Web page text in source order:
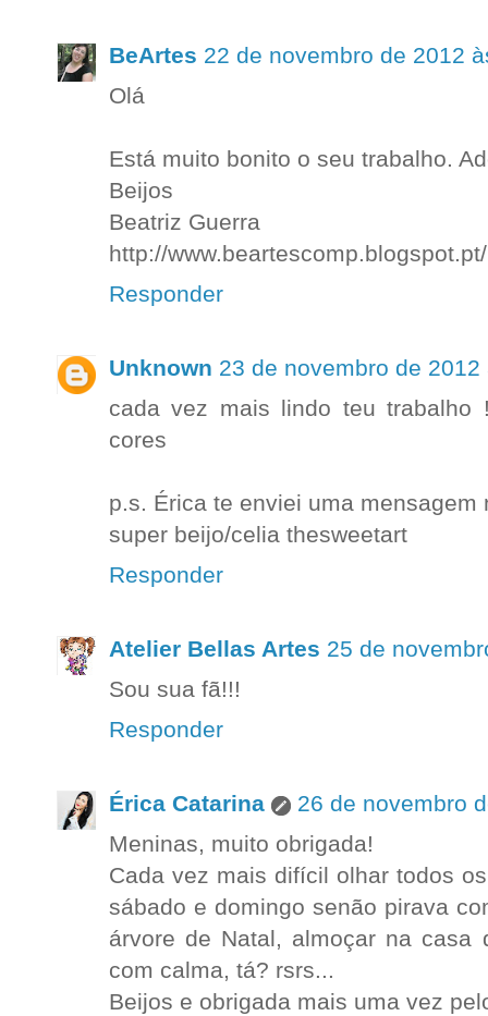
BeArtes 22 de novembro de 2012
Olá
Está muito bonito o seu trabalho.
Beijos
Beatriz Guerra
http://www.beartescomp.blogspot.pt/
Responder
Unknown 23 de novembro de 2012
cada vez mais lindo teu trabalho
cores
p.s. Érica te enviei uma
super beijo/celia thesweetart
Responder
Atelier Bellas Artes 25 de
Sou sua fã!!!
Responder
Érica Catarina
26 de novembro
Meninas, muito obrigada!
Cada vez mais difícil olhar todos
sábado e domingo senão pirava
árvore de Natal, almoçar na casa
com calma, tá? rsrs...
Beijos e obrigada mais uma vez